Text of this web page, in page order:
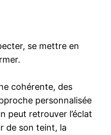
se mettre en
cohérente, des
personnalisée
peut retrouver l’éclat
de son teint, la